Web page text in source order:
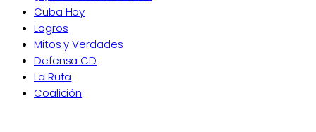
Cuba Hoy
Logros
Mitos y Verdades
Defensa CD
La Ruta
Coalición